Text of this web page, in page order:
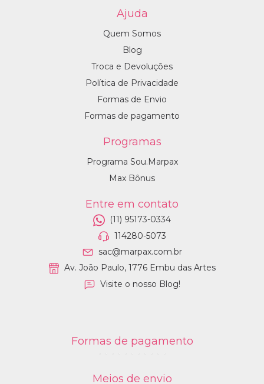
Ajuda
Quem Somos
Blog
Troca e Devoluções
Política de Privacidade
Formas de Envio
Formas de pagamento
Programas
Programa Sou.Marpax
Max Bônus
Entre em contato
(11) 95173-0334
114280-5073
sac@marpax.com.br
Av. João Paulo, 1776 Embu das Artes
Visite o nosso Blog!
Formas de pagamento
Meios de envio